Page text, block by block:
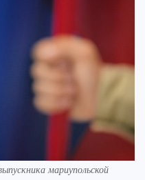
мариупольской